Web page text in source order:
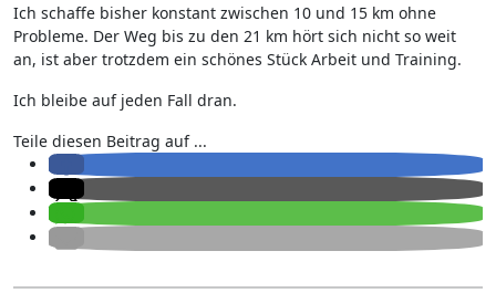
Ich schaffe bisher konstant zwischen 10 und 15 km ohne
Probleme. Der Weg bis zu den 21 km hört sich nicht so weit
an, ist aber trotzdem ein schönes Stück Arbeit und Training.
Ich bleibe auf jeden Fall dran.
Teile diesen Beitrag auf ...